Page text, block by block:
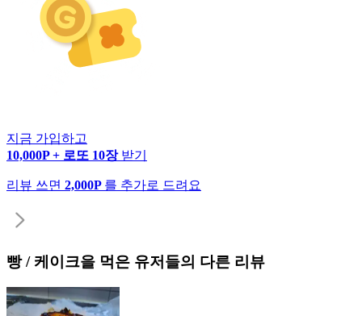
지금 가입하고
10,000P + 로또 10장 받기
리뷰 쓰면 2,000P 를 추가로 드려요
빵 / 케이크을 먹은 유저들의 다른 리뷰